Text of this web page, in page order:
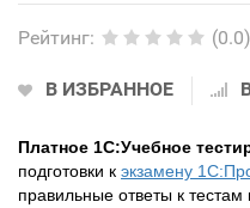
Рейтинг: (0.0)
В ИЗБРАННОЕ
Платное 1С:Учебное
подготовки к экзамену
правильные ответы к